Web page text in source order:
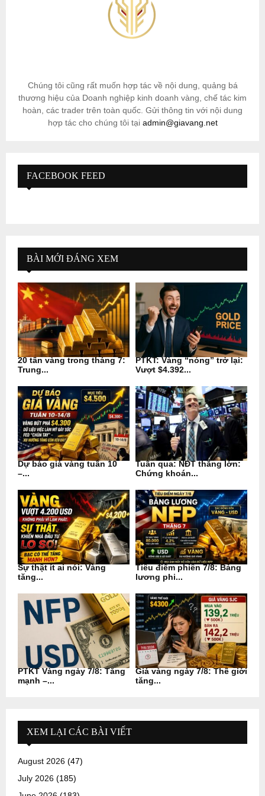
Chúng tôi cũng rất muốn hợp tác về nội dung, quảng bá
thương hiệu của Doanh nghiệp kinh doanh vàng, chế tác kim
hoàn, các trader trên toàn quốc. Gửi thông tin với nội dung
hợp tác cho chúng tôi tại admin@giavang.net
FACEBOOK FEED
BÀI MỚI ĐÁNG XEM
20 tấn vàng trong tháng 7:
Trung...
PTKT: Vàng “nóng” trở lại:
Vượt $4.392...
Dự báo giá vàng tuần 10
–...
Tuần qua: NĐT thắng lớn:
Chứng khoán...
Sự thật ít ai nói: Vàng
tăng...
Tiêu điểm phiên 7/8: Bảng
lương phi...
PTKT Vàng ngày 7/8: Tăng
mạnh –...
Giá vàng ngày 7/8: Thế giới
tăng...
XEM LẠI CÁC BÀI VIẾT
August 2026 (47)
July 2026 (185)